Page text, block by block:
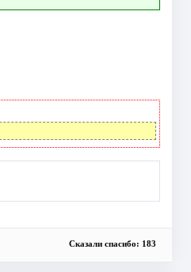
Сказали спасибо: 183